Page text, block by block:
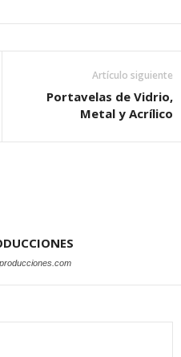
Artículo siguiente
Portavelas de Vidrio,
Metal y Acrílico